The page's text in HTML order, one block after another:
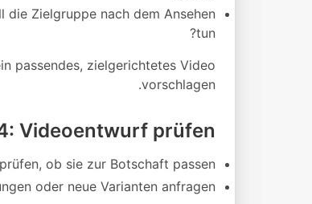
die Zielgruppe nach dem Ansehen
tun?
passendes, zielgerichtetes Video
vorschlagen.
Videoentwurf prüfen
ob sie zur Botschaft passen.
oder neue Varianten anfragen.